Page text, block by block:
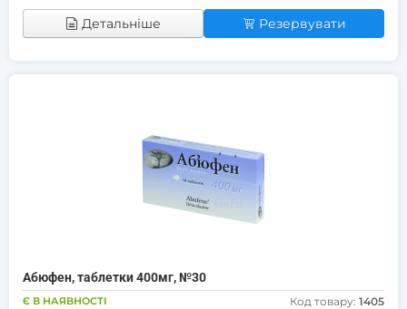
Детальніше Резервувати
Абюфен, таблетки 400мг, №30
Є В НАЯВНОСТІ Код товару: 1405